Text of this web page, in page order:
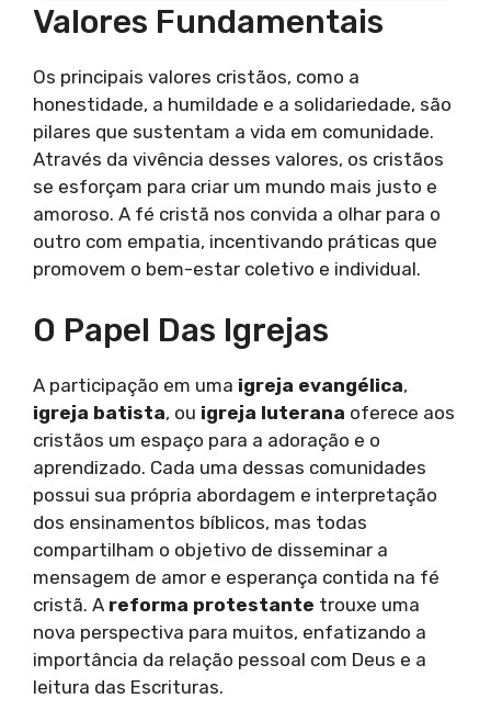
Valores Fundamentais
Os principais valores cristãos, como a
honestidade, a humildade e a solidariedade, são
pilares que sustentam a vida em comunidade.
Através da vivência desses valores, os cristãos
se esforçam para criar um mundo mais justo e
amoroso. A fé cristã nos convida a olhar para o
outro com empatia, incentivando práticas que
promovem o bem-estar coletivo e individual.
O Papel Das Igrejas
A participação em uma igreja evangélica,
igreja batista, ou igreja luterana oferece aos
cristãos um espaço para a adoração e o
aprendizado. Cada uma dessas comunidades
possui sua própria abordagem e interpretação
dos ensinamentos bíblicos, mas todas
compartilham o objetivo de disseminar a
mensagem de amor e esperança contida na fé
cristã. A reforma protestante trouxe uma
nova perspectiva para muitos, enfatizando a
importância da relação pessoal com Deus e a
leitura das Escrituras.